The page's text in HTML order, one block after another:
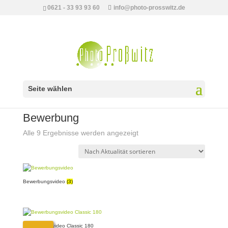
0621 - 33 93 93 60 info@photo-prosswitz.de
Seite wählen
Bewerbung
Alle 9 Ergebnisse werden angezeigtNach
sortiert
Bewerbungsvideo (3)
Bewerbungsvideo Classic 180